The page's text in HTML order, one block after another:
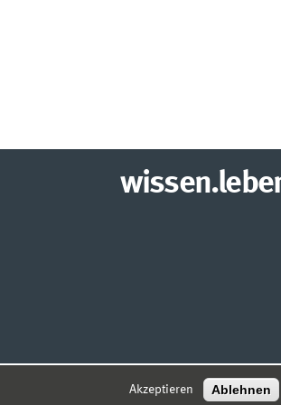
INSTITUT FÜR WIRTSCHAFTSINFORMATIK
Akzeptieren Ablehnen